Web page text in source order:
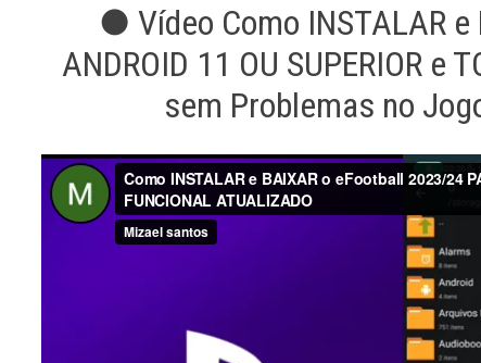
● Vídeo Como INSTALAR
ANDROID 11 OU SUPERIOR e
sem Problemas no